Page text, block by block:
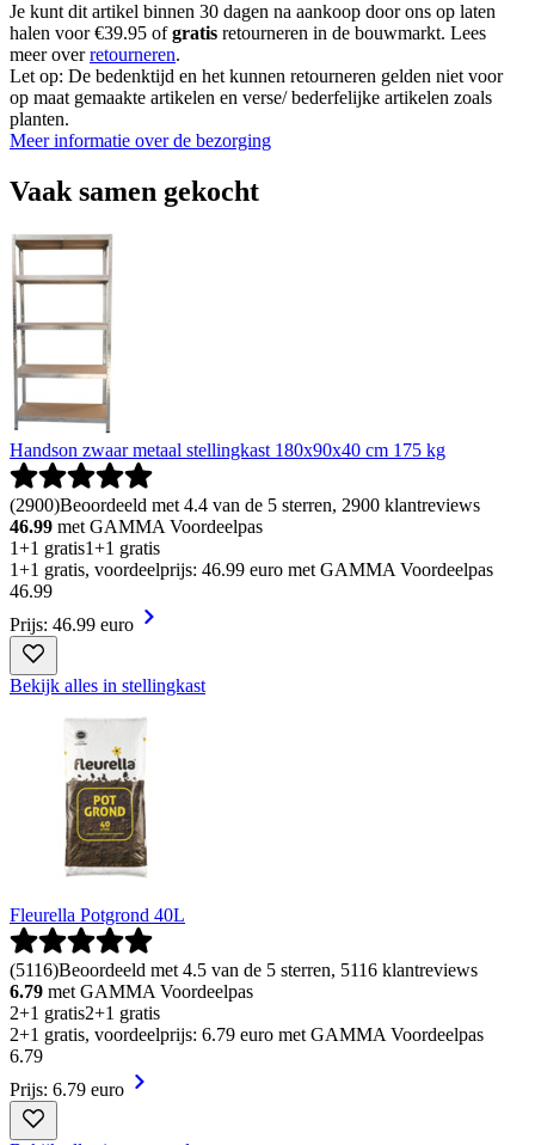
Je kunt dit artikel binnen 30 dagen na aankoop door ons op laten
halen voor €39.95 ofgratis retourneren in de bouwmarkt. Lees
meer overretourneren.
Let op: De bedenktijd en het kunnen retourneren gelden niet voor
op maat gemaakte artikelen en verse/ bederfelijke artikelen zoals
planten.
Meer informatie over de bezorging
Vaak samen gekocht
Handson zwaar metaal stellingkast 180x90x40 cm 175 kg
(2900)Beoordeeld met 4.4 van de 5 sterren, 2900 klantreviews
46.99 met GAMMA Voordeelpas
1+1 gratis1+1 gratis
1+1 gratis, voordeelprijs: 46.99 euro met GAMMA Voordeelpas
46.99
Prijs: 46.99 euro
Bekijk alles in stellingkast
Fleurella Potgrond 40L
(5116)Beoordeeld met 4.5 van de 5 sterren, 5116 klantreviews
6.79 met GAMMA Voordeelpas
2+1 gratis2+1 gratis
2+1 gratis, voordeelprijs: 6.79 euro met GAMMA Voordeelpas
6.79
Prijs: 6.79 euro